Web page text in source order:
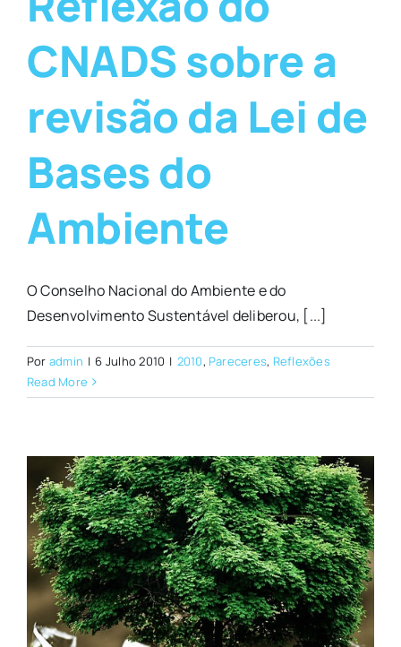
CNADS sobre a
revisão da Lei de
Bases do
Ambiente
O Conselho Nacional do Ambiente e do
Desenvolvimento Sustentável deliberou, [...]
Por admin | 6 Julho 2010 | 2010, Pareceres, Reflexões
Read More